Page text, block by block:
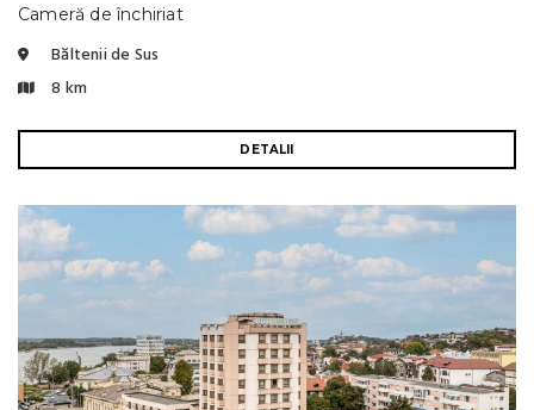
Cameră de închiriat
Băltenii de Sus
8 km
DETALII